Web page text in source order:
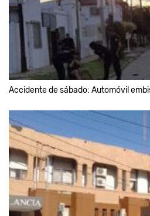
Accidente de sábado: Automóvil